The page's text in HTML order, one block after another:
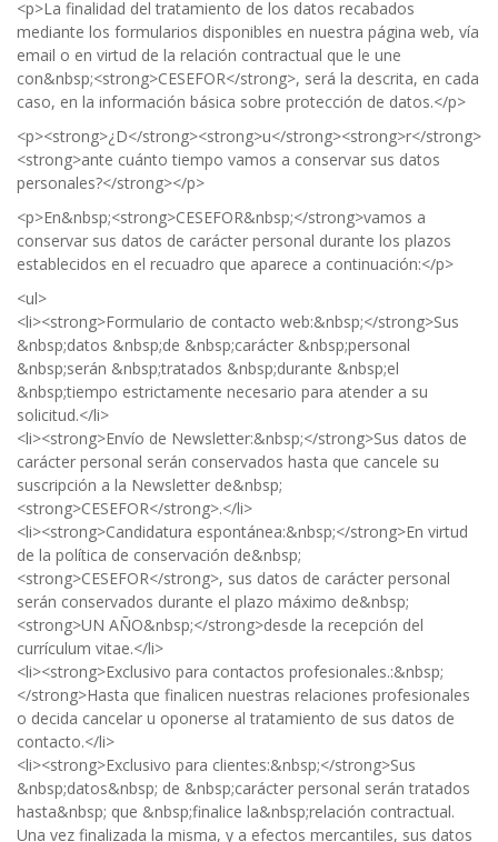
<p>La finalidad del tratamiento de los datos recabados
mediante los formularios disponibles en nuestra página web, vía
email o en virtud de la relación contractual que le une
con&nbsp;<strong>CESEFOR</strong>, será la descrita, en cada
caso, en la información básica sobre protección de datos.</p>
<p><strong>¿D</strong><strong>u</strong><strong>r</strong>
<strong>ante cuánto tiempo vamos a conservar sus datos
personales?</strong></p>
<p>En&nbsp;<strong>CESEFOR&nbsp;</strong>vamos a
conservar sus datos de carácter personal durante los plazos
establecidos en el recuadro que aparece a continuación:</p>
<ul>
<li><strong>Formulario de contacto web:&nbsp;</strong>Sus
&nbsp;datos &nbsp;de &nbsp;carácter &nbsp;personal
&nbsp;serán &nbsp;tratados &nbsp;durante &nbsp;el
&nbsp;tiempo estrictamente necesario para atender a su
solicitud.</li>
<li><strong>Envío de Newsletter:&nbsp;</strong>Sus datos de
carácter personal serán conservados hasta que cancele su
suscripción a la Newsletter de&nbsp;
<strong>CESEFOR</strong>.</li>
<li><strong>Candidatura espontánea:&nbsp;</strong>En virtud
de la política de conservación de&nbsp;
<strong>CESEFOR</strong>, sus datos de carácter personal
serán conservados durante el plazo máximo de&nbsp;
<strong>UN AÑO&nbsp;</strong>desde la recepción del
currículum vitae.</li>
<li><strong>Exclusivo para contactos profesionales.:&nbsp;
</strong>Hasta que finalicen nuestras relaciones profesionales
o decida cancelar u oponerse al tratamiento de sus datos de
contacto.</li>
<li><strong>Exclusivo para clientes:&nbsp;</strong>Sus
&nbsp;datos&nbsp; de &nbsp;carácter personal serán tratados
hasta&nbsp; que &nbsp;finalice la&nbsp;relación contractual.
Una vez finalizada la misma, y a efectos mercantiles, sus datos